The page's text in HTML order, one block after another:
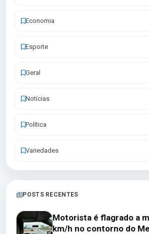
Economia
Esporte
Geral
Notícias
Política
Variedades
POSTS RECENTES
Motorista é flagrado a
km/h no contorno do